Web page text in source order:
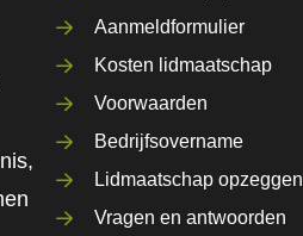
Aanmeldformulier
Kosten lidmaatschap
Voorwaarden
Bedrijfsovername
Lidmaatschap opzeggen
Vragen en antwoorden